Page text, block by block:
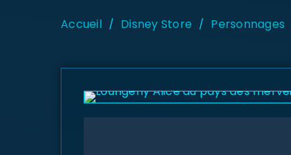
Accueil / Disney Store / Personnages